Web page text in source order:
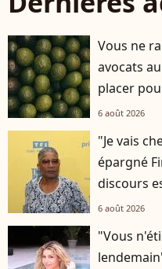
Vous ne
avocats
placer
6 août 2026
"Je vais
épargné
discours
6 août 2026
"Vous